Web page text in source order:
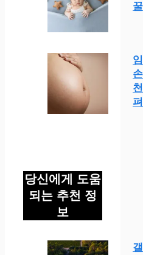
당신에게 도움
되는 추천 정
보